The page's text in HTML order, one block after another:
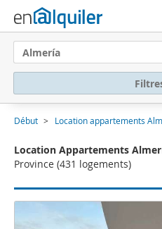
Almería
Début Location appartements
Location Appartements
Province (431 logements)